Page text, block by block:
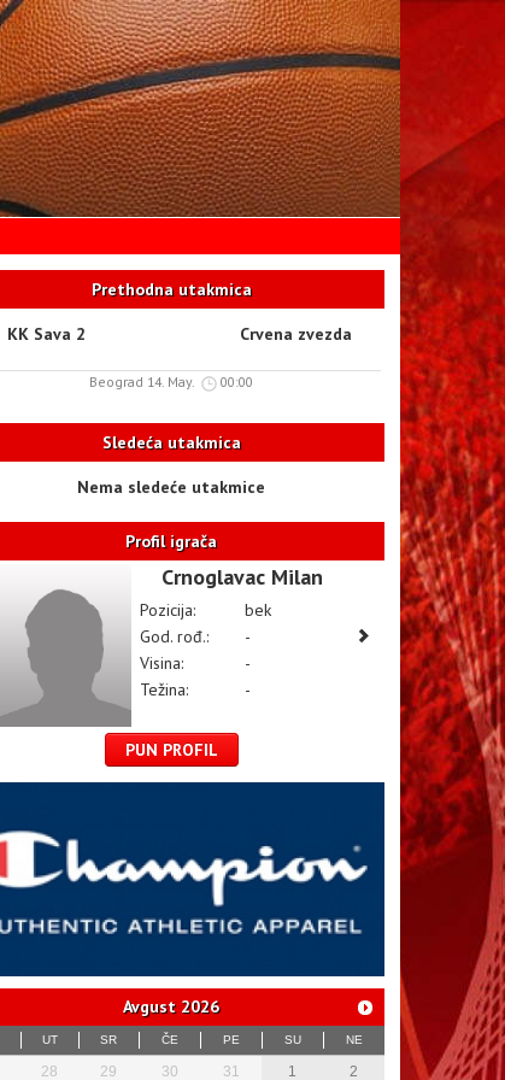
Prethodna utakmica
KK Sava 2 Crvena zvezda
Beograd 14. May. 00:00
Sledeća utakmica
Nema sledeće utakmice
Profil igrača
Crnoglavac Milan
Pozicija:
bek
God. rođ.:
-
Visina:
-
Težina:
-
PUN PROFIL
Avgust 2026
UT SR ČE PE SU NE
28 29 30 31 1 2